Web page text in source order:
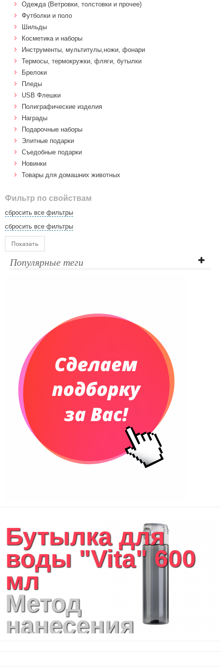
Одежда (Ветровки, толстовки и прочее)
Футболки и поло
Шильды
Косметика и наборы
Инструменты, мультитулы,ножи, фонари
Термосы, термокружки, фляги, бутылки
Брелоки
Пледы
USB Флешки
Полиграфические изделия
Награды
Подарочные наборы
Элитные подарки
Cъедобные подарки
Новинки
Товары для домашних животных
Фильтр по свойствам
сбросить все фильтры
сбросить все фильтры
Показать
Популярные теги
Бутылка для
воды "Vita" 600
мл
Метод
нанесения